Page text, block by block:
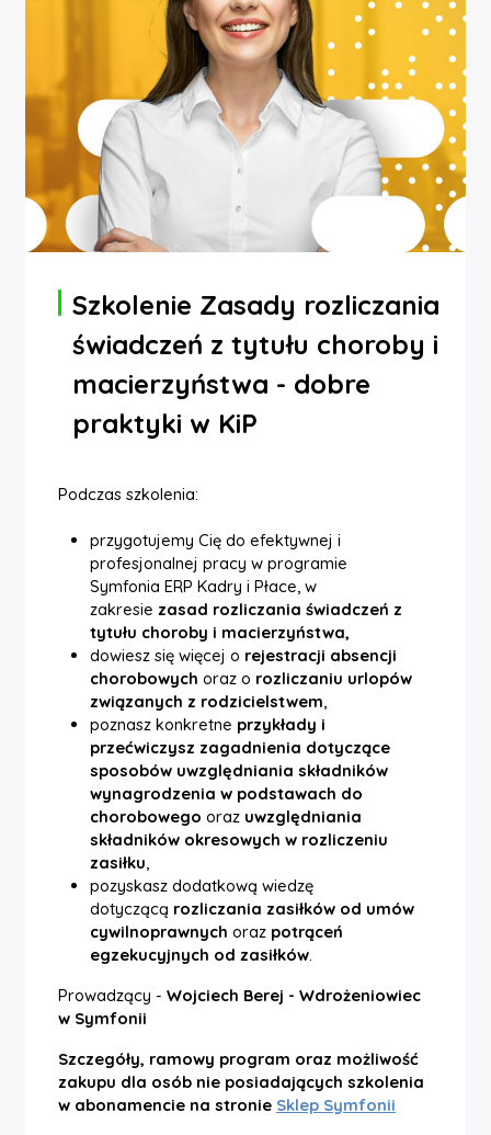
Szkolenie Zasady rozliczania
świadczeń z tytułu choroby i
macierzyństwa - dobre
praktyki w KiP
Podczas szkolenia:
przygotujemy Cię do efektywnej i
profesjonalnej pracy w programie
Symfonia ERP Kadry i Płace, w
zakresiezasad rozliczania świadczeń z
tytułu choroby i macierzyństwa,
dowiesz się więcej o rejestracji absencji
chorobowych oraz o rozliczaniu urlopów
związanych z rodzicielstwem,
poznasz konkretne przykłady i
przećwiczysz zagadnienia dotyczące
sposobów uwzględniania składników
wynagrodzenia w podstawach do
chorobowego oraz uwzględniania
składników okresowych w rozliczeniu
zasiłku,
pozyskasz dodatkową wiedzę
dotyczącą rozliczania zasiłków od umów
cywilnoprawnych oraz potrąceń
egzekucyjnych od zasiłków.
Prowadzący - Wojciech Berej - Wdrożeniowiec
w Symfonii
Szczegóły, ramowy program oraz możliwość
zakupu dla osób nie posiadających szkolenia
w abonamencie na stronie Sklep Symfonii